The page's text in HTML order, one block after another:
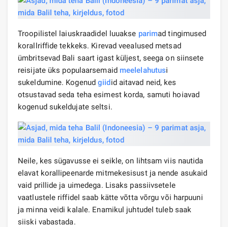
Troopilistel laiuskraadidel luuakse parimad tingimused
korallriffide tekkeks. Kirevad veealused metsad
ümbritsevad Bali saart igast küljest, seega on siinsete
reisijate üks populaarsemaid meelelahutusi
sukeldumine. Kogenudgiidid aitavad neid, kes
otsustavad seda teha esimest korda, samuti hoiavad
kogenud sukeldujate seltsi.
Neile, kes sügavusse ei seikle, on lihtsam viis nautida
elavat korallipeenarde mitmekesisust ja nende asukaid
vaid prillide ja uimedega. Lisaks passiivsetele
vaatlustele riffidel saab kätte võtta võrgu või harpuuni
ja minna veidi kalale. Enamikul juhtudel tuleb saak
siiski vabastada.